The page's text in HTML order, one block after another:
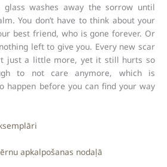
washes away the sorrow until
You don’t have to think about your
best friend, who is gone forever. Or
left to give you. Every new scar
just a little more, yet it still hurts so
to not care anymore, which is
happen before you can find your way
apkalpošanas nodaļā